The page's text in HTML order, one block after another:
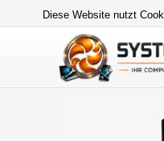
Diese Website nutzt